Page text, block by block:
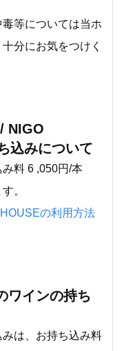
等については当ホ
分にお気をつけく
NIGO
込みについて
料 6 ,050円/本
。
の利用方法
ワインの持ち
は、お持ち込み料